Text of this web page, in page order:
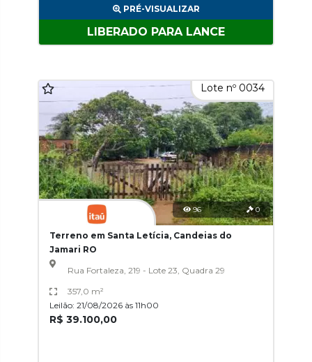
PRÉ-VISUALIZAR
LIBERADO PARA LANCE
Lote nº 0034
96 0
Terreno em Santa Letícia, Candeias do
Jamari RO
Rua Fortaleza, 219 - Lote 23, Quadra 29
357,0 m²
Leilão: 21/08/2026 às 11h00
R$ 39.100,00